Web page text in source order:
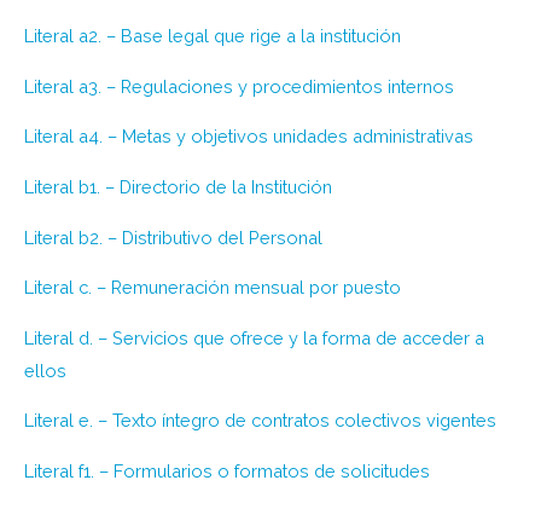
Literal a2. – Base legal que rige a la institución
Literal a3. – Regulaciones y procedimientos internos
Literal a4. – Metas y objetivos unidades administrativas
Literal b1. – Directorio de la Institución
Literal b2. – Distributivo del Personal
Literal c. – Remuneración mensual por puesto
Literal d. – Servicios que ofrece y la forma de acceder a
ellos
Literal e. – Texto íntegro de contratos colectivos vigentes
Literal f1. – Formularios o formatos de solicitudes